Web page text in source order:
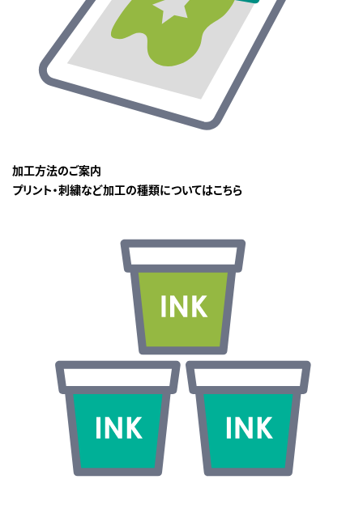
加工方法のご案内
プリント・刺繍など加工の種類についてはこちら